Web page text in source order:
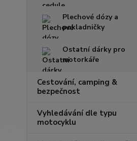
Plechové dózy a
pokladničky
Ostatní dárky pro
motorkáře
Cestování, camping &
bezpečnost
Vyhledávání dle typu
motocyklu